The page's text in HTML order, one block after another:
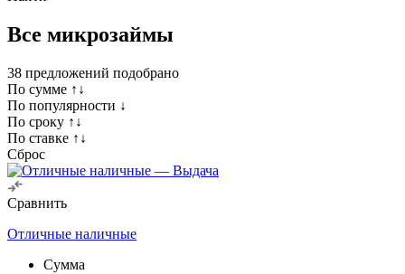
Все микрозаймы
38 предложений подобрано
По сумме ↑↓
По популярности ↓
По сроку ↑↓
По ставке ↑↓
Сброс
Сравнить
Отличные наличные
Сумма